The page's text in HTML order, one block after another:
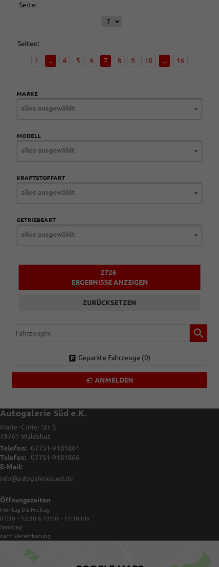
Seite:
Seiten:
1 ... 4 5 6 7 8 9 10 ... 16
MARKE
alles ausgewählt
MODELL
alles ausgewählt
KRAFTSTOFFART
alles ausgewählt
GETRIEBEART
alles ausgewählt
2726
ERGEBNISSE ANZEIGEN
ZURÜCKSETZEN
Fahrzeugnr.
Geparkte Fahrzeuge (0)
ANMELDEN
Autogalerie Süd e.K.
Marie- Curie- Str. 5
79761 Waldshut
Telefon:
07751-9181861
Telefax:
07751-9181866
E-Mail:
info@autogaleriesued.de
Öffnungszeiten
Montag bis Freitag
07:30 – 12:30 & 13:00 – 17:30 Uhr
Samstag
nach Vereinbarung